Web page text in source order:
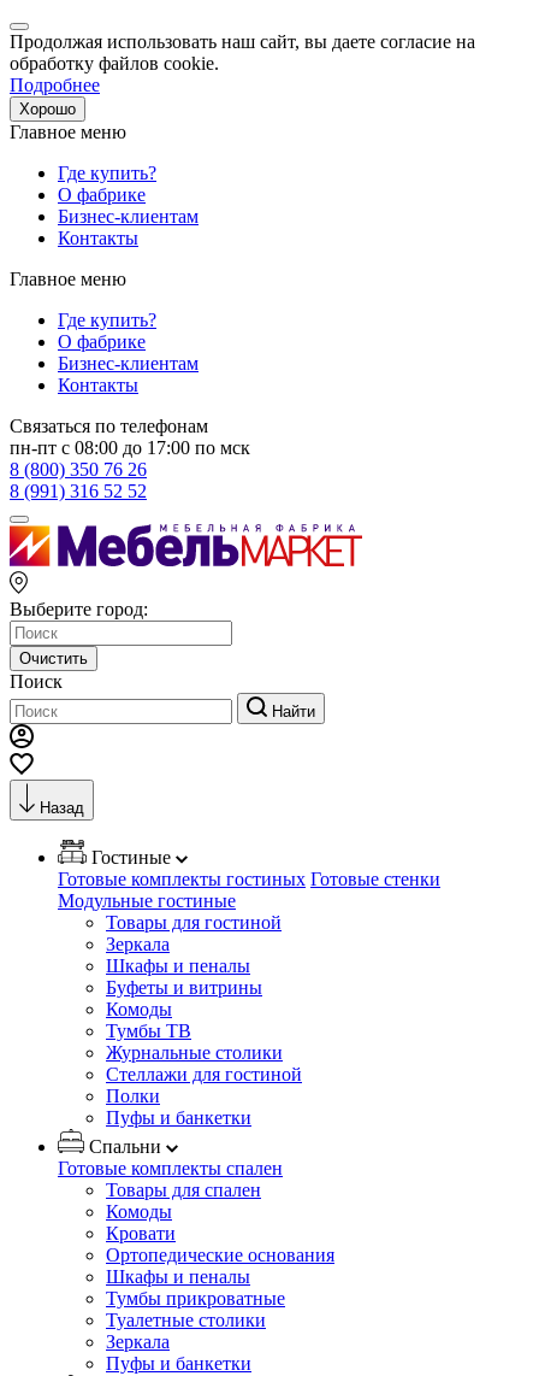
Продолжая использовать наш сайт, вы даете согласие на
обработку файлов cookie.
Подробнее
Хорошо
Главное меню
Где купить?
О фабрике
Бизнес-клиентам
Контакты
Главное меню
Где купить?
О фабрике
Бизнес-клиентам
Контакты
Связаться по телефонам
пн-пт с 08:00 до 17:00 по мск
8 (800) 350 76 26
8 (991) 316 52 52
Выберите город:
Очистить
Поиск
Найти
Назад
Гостиные
Готовые комплекты гостиных Готовые стенки
Модульные гостиные
Товары для гостиной
Зеркала
Шкафы и пеналы
Буфеты и витрины
Комоды
Тумбы ТВ
Журнальные столики
Стеллажи для гостиной
Полки
Пуфы и банкетки
Спальни
Готовые комплекты спален
Товары для спален
Комоды
Кровати
Ортопедические основания
Шкафы и пеналы
Тумбы прикроватные
Туалетные столики
Зеркала
Пуфы и банкетки